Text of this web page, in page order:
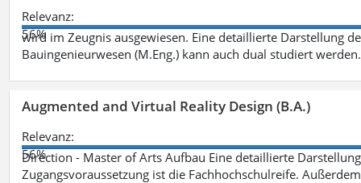
Relevanz:
56%
wird im Zeugnis ausgewiesen. Eine detaillierte Darstellung
Bauingenieurwesen (M.Eng.) kann auch dual studiert
Augmented and Virtual Reality Design (B.A.)
Relevanz:
56%
Direction - Master of Arts Aufbau Eine detaillierte
Zugangsvoraussetzung ist die Fachhochschulreife.